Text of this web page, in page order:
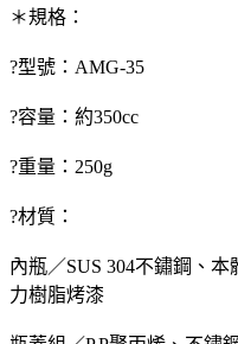
＊規格：
?型號：AMG-35
?容量：約350cc
?重量：250g
?材質：
內瓶／SUS 304不鏽鋼、
力樹脂烤漆